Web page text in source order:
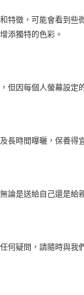
特徵，可能會看到
添獨特的色彩。
但因每個人螢幕設定
長時間曝曬，保養
論是送給自己還是給
何疑問，請隨時與我